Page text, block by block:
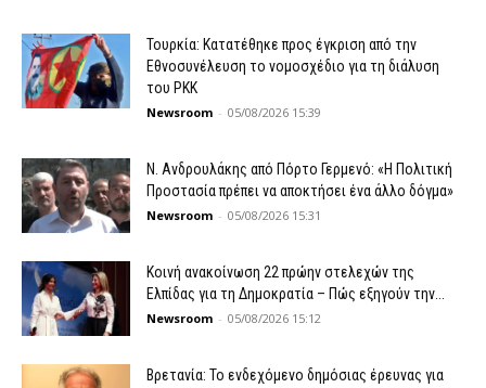
Τουρκία: Κατατέθηκε προς έγκριση από την
Εθνοσυνέλευση το νομοσχέδιο για τη διάλυση
του PKK
Newsroom - 05/08/2026 15:39
N. Ανδρουλάκης από Πόρτο Γερμενό: «Η Πολιτική
Προστασία πρέπει να αποκτήσει ένα άλλο δόγμα»
Newsroom - 05/08/2026 15:31
Κοινή ανακοίνωση 22 πρώην στελεχών της
Ελπίδας για τη Δημοκρατία – Πώς εξηγούν την...
Newsroom - 05/08/2026 15:12
Βρετανία: Το ενδεχόμενο δημόσιας έρευνας για